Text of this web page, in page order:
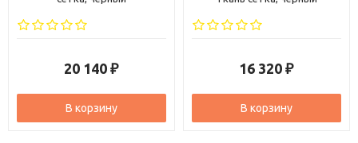
16 320 ₽
В корзину
18 280 ₽
В корзину